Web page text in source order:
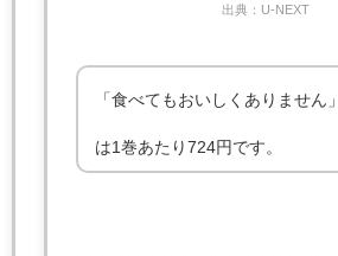
出典：U-NEXT
「食べてもおいしくありません」
は1巻あたり724円です。